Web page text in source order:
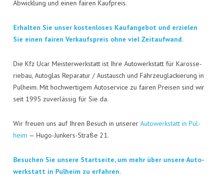
VISI­TEN­KAR­TE
Abwick­lung und einen fai­ren Kaufpreis.
Erhal­ten Sie unser kos­ten­lo­ses Kauf­an­ge­bot und erzie­len
Sie einen fai­ren Ver­kaufs­preis ohne viel Zeitaufwand.
Die Kfz Ucar Meis­ter­werk­statt ist Ihre Auto­werk­statt für Karos­se­
rie­bau, Auto­glas Repa­ra­tur / Aus­tausch und Fahr­zeug­la­ckie­rung in
Pul­heim. Mit hoch­wer­ti­gem Auto­ser­vice zu fai­ren Prei­sen sind wir
seit 1995 zuver­läs­sig für Sie da.
Wir freu­en uns auf Ihren Besuch in unse­rer Auto­werk­statt in Pul­
heim — Hugo-Jun­kers-Stra­ße 21.
Besu­chen Sie unse­re Start­sei­te, um mehr über unse­re Auto­
werk­statt in Pul­heim zu erfahren.